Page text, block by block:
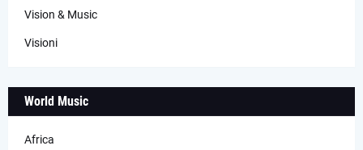
Vision & Music
Visioni
World Music
Africa